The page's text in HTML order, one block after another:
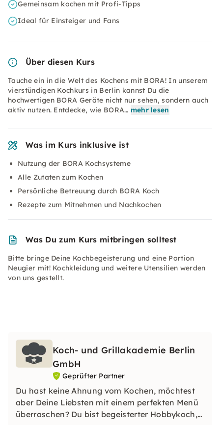
Gemeinsam kochen mit Profi-Tipps
Ideal für Einsteiger und Fans
Über diesen Kurs
Tauche ein in die Welt des Kochens mit BORA! In unserem
vierstündigen Kochkurs in Berlin kannst Du die
hochwertigen BORA Geräte nicht nur sehen, sondern auch
aktiv nutzen. Entdecke, wie BORA… mehr lesen
Was im Kurs inklusive ist
Nutzung der BORA Kochsysteme
Alle Zutaten zum Kochen
Persönliche Betreuung durch BORA Koch
Rezepte zum Mitnehmen und Nachkochen
Was Du zum Kurs mitbringen solltest
Bitte bringe Deine Kochbegeisterung und eine Portion
Neugier mit! Kochkleidung und weitere Utensilien werden
von uns gestellt.
Koch- und Grillakademie Berlin
GmbH
Geprüfter Partner
Du hast keine Ahnung vom Kochen, möchtest
aber Deine Liebsten mit einem perfekten Menü
überraschen? Du bist begeisterter Hobbykoch,